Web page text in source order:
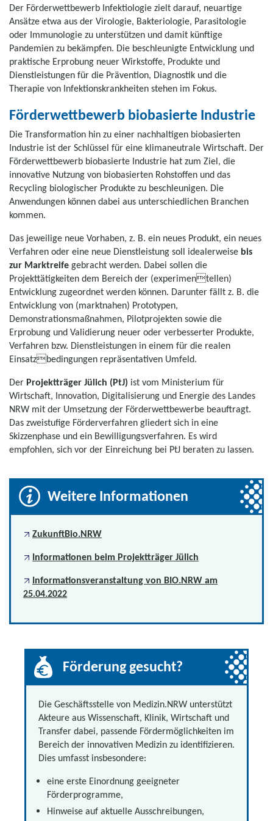
Der Förderwettbewerb Infektiologie zielt darauf, neuartige
Ansätze etwa aus der Virologie, Bakteriologie, Parasitologie
oder Immunologie zu unterstützen und damit künftige
Pandemien zu bekämpfen. Die beschleunigte Entwicklung und
praktische Erprobung neuer Wirkstoffe, Produkte und
Dienstleistungen für die Prävention, Diagnostik und die
Therapie von Infektionskrankheiten stehen im Fokus.
Förderwettbewerb biobasierte Industrie
Die Transformation hin zu einer nachhaltigen biobasierten
Industrie ist der Schlüssel für eine klimaneutrale Wirtschaft. Der
Förderwettbewerb biobasierte Industrie hat zum Ziel, die
innovative Nutzung von biobasierten Rohstoffen und das
Recycling biologischer Produkte zu beschleunigen. Die
Anwendungen können dabei aus unterschiedlichen Branchen
kommen.
Das jeweilige neue Vorhaben, z. B. ein neues Produkt, ein neues
Verfahren oder eine neue Dienstleistung soll idealerweise bis
zur Marktreife gebracht werden. Dabei sollen die
Projekttätigkeiten dem Bereich der (experimentellen)
Entwicklung zugeordnet werden können. Darunter fällt z. B. die
Entwicklung von (marktnahen) Prototypen,
Demonstrationsmaßnahmen, Pilotprojekten sowie die
Erprobung und Validierung neuer oder verbesserter Produkte,
Verfahren bzw. Dienstleistungen in einem für die realen
Einsatzbedingungen repräsentativen Umfeld.
Der Projektträger Jülich (PtJ) ist vom Ministerium für
Wirtschaft, Innovation, Digitalisierung und Energie des Landes
NRW mit der Umsetzung der Förderwettbewerbe beauftragt.
Das zweistufige Förderverfahren gliedert sich in eine
Skizzenphase und ein Bewilligungsverfahren. Es wird
empfohlen, sich vor der Einreichung bei PtJ beraten zu lassen.
Weitere Informationen
ZukunftBio.NRW
Informationen beim Projektträger Jülich
Informationsveranstaltung von BIO.NRW am
25.04.2022
Förderung gesucht?
Die Geschäftsstelle von Medizin.NRW unterstützt
Akteure aus Wissenschaft, Klinik, Wirtschaft und
Transfer dabei, passende Fördermöglichkeiten im
Bereich der innovativen Medizin zu identifizieren.
Dies umfasst insbesondere:
eine erste Einordnung geeigneter
Förderprogramme,
Hinweise auf aktuelle Ausschreibungen,